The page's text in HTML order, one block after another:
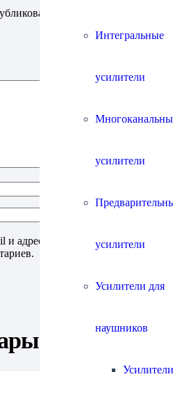
Интегральные
усилители
усилители
усилители
Усилители для
наушников
адрес сайта в этом браузере для